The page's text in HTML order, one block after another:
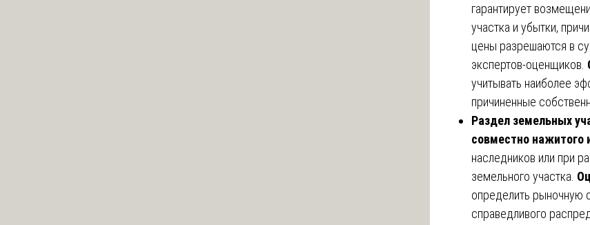
гарантирует
участка и убытки,
цены разрешаются в
экспертов-оценщиков.
учитывать наиболее
причиненные
Раздел земельных
совместно нажитого
наследников или при
земельного участка.
определить рыночную
справедливого